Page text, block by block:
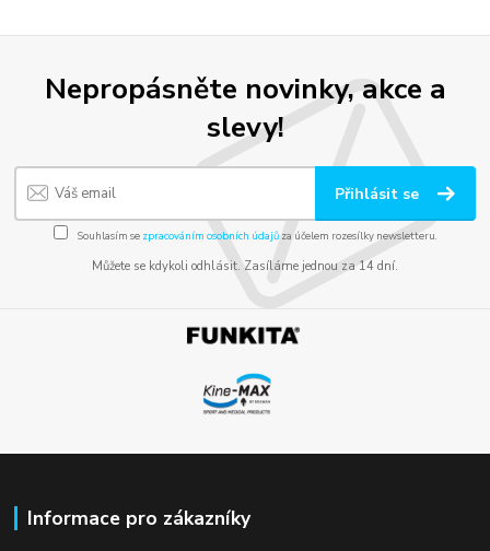
Nepropásněte novinky, akce a
slevy!
Přihlásit se
Souhlasím se zpracováním osobních údajůza účelem rozesílky newsletteru.
Můžete se kdykoli odhlásit. Zasíláme jednou za 14 dní.
Informace pro zákazníky